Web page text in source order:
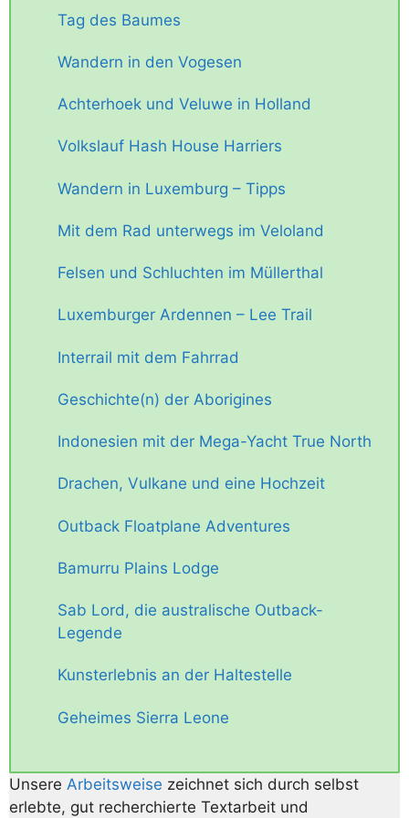
Tag des Baumes
Wandern in den Vogesen
Achterhoek und Veluwe in Holland
Volkslauf Hash House Harriers
Wandern in Luxemburg – Tipps
Mit dem Rad unterwegs im Veloland
Felsen und Schluchten im Müllerthal
Luxemburger Ardennen – Lee Trail
Interrail mit dem Fahrrad
Geschichte(n) der Aborigines
Indonesien mit der Mega-Yacht True North
Drachen, Vulkane und eine Hochzeit
Outback Floatplane Adventures
Bamurru Plains Lodge
Sab Lord, die australische Outback-
Legende
Kunsterlebnis an der Haltestelle
Geheimes Sierra Leone
Unsere Arbeitsweise zeichnet sich durch selbst
erlebte, gut recherchierte Textarbeit und